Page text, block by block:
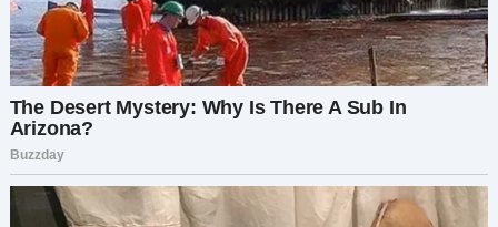
лайкали, делились им и оставляли
комментарии. Многие рассказывали свои
истории о том, как вставали на защиту своих
прав. Было приятно осознавать, что мой опыт
нашёл отклик у стольких людей.
Урок жизни: